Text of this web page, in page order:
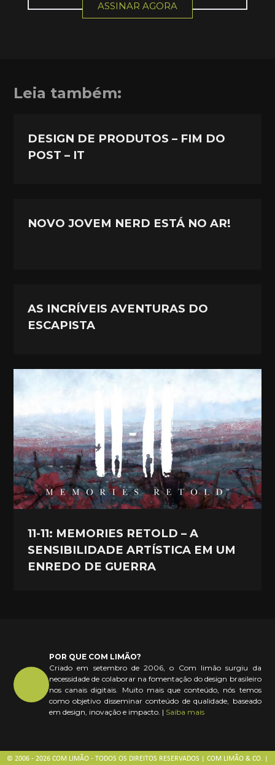
ASSINAR AGORA
Leia também:
DESIGN DE PRODUTOS – FIM DO
POST – IT
NOVO JOVEM NERD ESTÁ NO AR!
AS INCRÍVEIS AVENTURAS DO
ESCAPISTA
11-11: MEMORIES RETOLD – A
SENSIBILIDADE ARTÍSTICA EM UM
ENREDO DE GUERRA
POR QUE COM LIMÃO?
Criado em setembro de 2006, o Com limão surgiu da
necessidade de colaborar na fomentação do design brasileiro
nos canais digitais. Muito mais que conteúdo, nós temos
como objetivo disseminar conteúdo de qualidade, baseado
em design, inovação e impacto. | Saiba mais
© 2006 - 2026 COM LIMÃO - TODOS OS DIREITOS RESERVADOS | COM LIMÃO & CO. |